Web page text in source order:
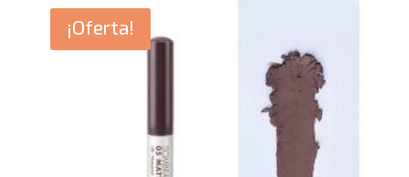
15,50€.12,40€.
¡Oferta!